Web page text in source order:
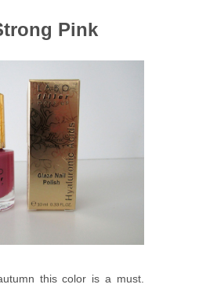
Pink
this color is a must.